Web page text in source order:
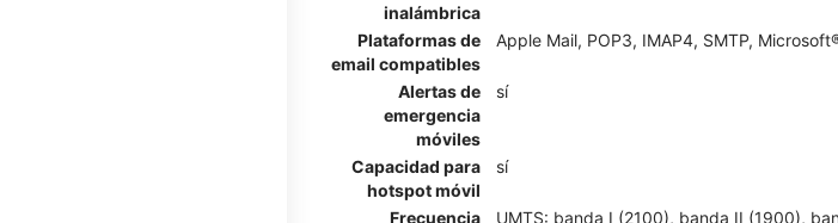
inalámbrica
Plataformas de
email compatibles
Apple Mail, POP3, IMAP4, SMTP,
Alertas de
emergencia
móviles
sí
Capacidad para
hotspot móvil
sí
Frecuencia
UMTS: banda I (2100), banda II (1900),